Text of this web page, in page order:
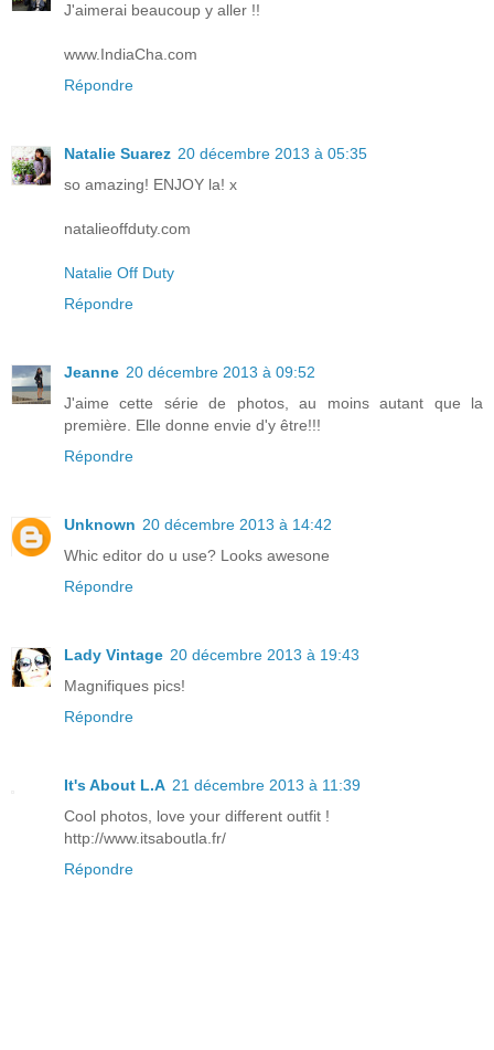
J'aimerai beaucoup y aller !!
www.IndiaCha.com
Répondre
Natalie Suarez 20 décembre 2013 à 05:35
so amazing! ENJOY la! x
natalieoffduty.com
Natalie Off Duty
Répondre
Jeanne 20 décembre 2013 à 09:52
J'aime cette série de photos, au moins autant que la
première. Elle donne envie d'y être!!!
Répondre
Unknown 20 décembre 2013 à 14:42
Whic editor do u use? Looks awesone
Répondre
Lady Vintage 20 décembre 2013 à 19:43
Magnifiques pics!
Répondre
It's About L.A 21 décembre 2013 à 11:39
Cool photos, love your different outfit !
http://www.itsaboutla.fr/
Répondre